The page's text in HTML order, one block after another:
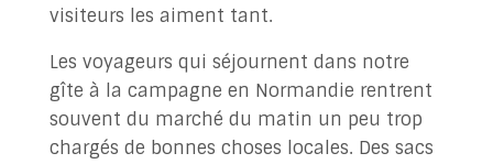
visiteurs les aiment tant.
Les voyageurs qui séjournent dans notre
gîte à la campagne en Normandie rentrent
souvent du marché du matin un peu trop
chargés de bonnes choses locales. Des sacs